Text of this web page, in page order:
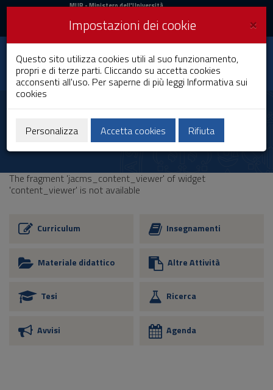
Vai
al
navigazione
sito
Vai
MIUR
Accedi
MUR- Ministero dell'Università
Accedi UniCA News
Toggle
navigation
Università degli
Studi di Cagliari
The fragment 'jacms_content_viewer' of widget
'content_viewer' is not available
Curriculum Insegnamenti
Materiale didattico Altre Attività
Tesi Ricerca
Avvisi Agenda
×
Impostazioni dei cookie
Questo sito utilizza cookies utili al suo funzionamento,
propri e di terze parti. Cliccando su accetta cookies
acconsenti all'uso. Per saperne di più leggi Informativa sui
cookies
Personalizza Accetta cookies Rifiuta